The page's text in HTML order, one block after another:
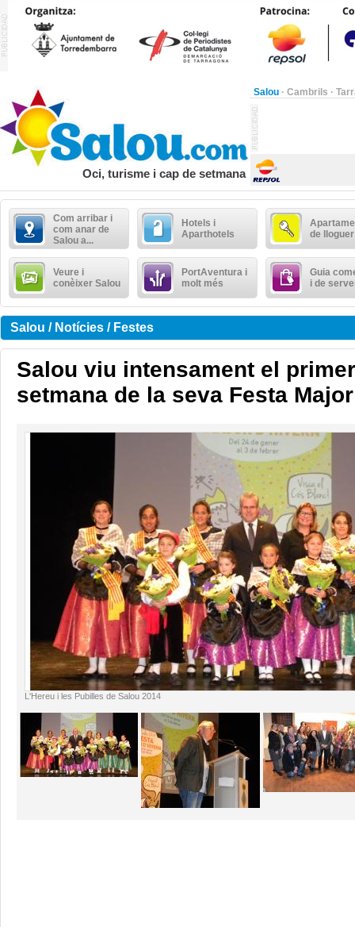
Salou · Cambrils ·
Oci, turisme i cap de setmana
Com arribar i
com anar de
Salou a...
Hotels i
Aparthotels
de lloguer
Veure i
conèixer Salou
PortAventura i
molt més
Guia
i de
Salou / Notícies / Festes
Salou viu intensament el
setmana de la seva Festa
L'Hereu i les Pubilles de Salou 2014